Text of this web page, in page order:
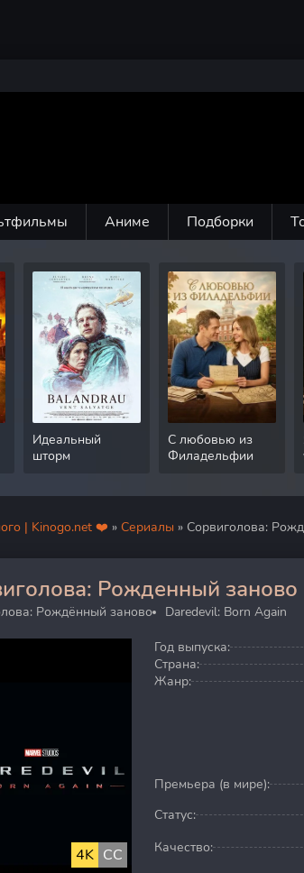
Аниме Подборки
Идеальный
шторм
С любовью из
Филадельфии
| Kinogo.net ❤️ » Сериалы » Сорвиголова:
Рожденный заново
Рождённый заново Daredevil: Born Again
80
4K CC
Год выпуска:
Страна:
Жанр:
Премьера (в мире):
Статус:
Качество: